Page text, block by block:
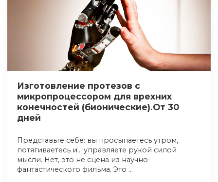
Изготовление протезов с
микропроцессором для врехних
конечностей (бионические).От 30
дней
Представьте себе: вы просыпаетесь утром,
потягиваетесь и… управляете рукой силой
мысли. Нет, это не сцена из научно-
фантастического фильма. Это ...